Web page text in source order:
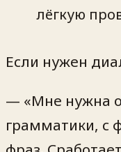
лёгкую
Если нужен
— «Мне нужна
грамматики, с